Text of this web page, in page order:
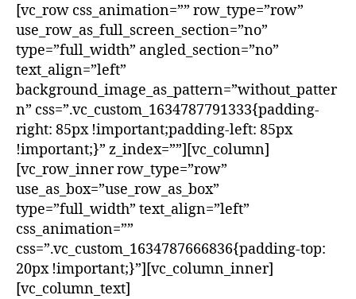
[vc_row css_animation=”” row_type=”row”
use_row_as_full_screen_section=”no”
type=”full_width” angled_section=”no”
text_align=”left”
background_image_as_pattern=”without_patter
n” css=”.vc_custom_1634787791333{padding-
right: 85px !important;padding-left: 85px
!important;}” z_index=””][vc_column]
[vc_row_inner row_type=”row”
use_as_box=”use_row_as_box”
type=”full_width” text_align=”left”
css_animation=””
css=”.vc_custom_1634787666836{padding-top:
20px !important;}”][vc_column_inner]
[vc_column_text]